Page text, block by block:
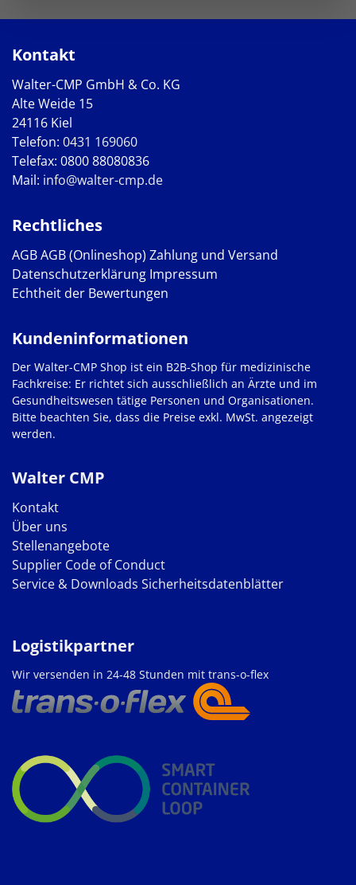
Kontakt
Walter-CMP GmbH & Co. KG
Alte Weide 15
24116 Kiel
Telefon: 0431 169060
Telefax: 0800 88080836
Mail: info@walter-cmp.de
Rechtliches
AGBAGB (Onlineshop) Zahlung und Versand
Datenschutzerklärung Impressum
Echtheit der Bewertungen
Walter CMP
Kontakt
Über uns
Stellenangebote
Supplier Code of Conduct
Service & Downloads Sicherheitsdatenblätter
Kundeninformationen
Der Walter-CMP Shop ist ein B2B-Shop für medizinische
Fachkreise: Er richtet sich ausschließlich an Ärzte und im
Gesundheitswesen tätige Personen und Organisationen.
Bitte beachten Sie, dass die Preise exkl. MwSt. angezeigt
werden.
Logistikpartner
Wir versenden in 24-48 Stunden mit trans-o-flex